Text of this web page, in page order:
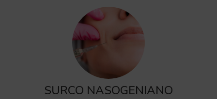
SURCO NASOGENIANO